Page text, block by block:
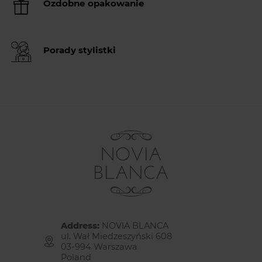
Ozdobne opakowanie
Porady stylistki
Address: NOVIA BLANCA
ul. Wał Miedzeszyński 608
03-994 Warszawa
Poland